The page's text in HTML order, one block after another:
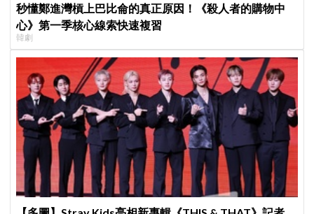
秒懂鄭進灣槓上巴比侖的真正原因！《殺人者的購物中
心》第一季核心線索快速複習
韓劇